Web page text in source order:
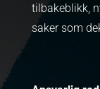
tilbakeblikk,
saker som